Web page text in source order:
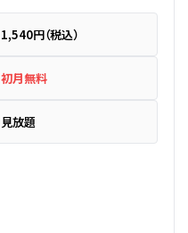
1,540円（税込）
初月無料
見放題